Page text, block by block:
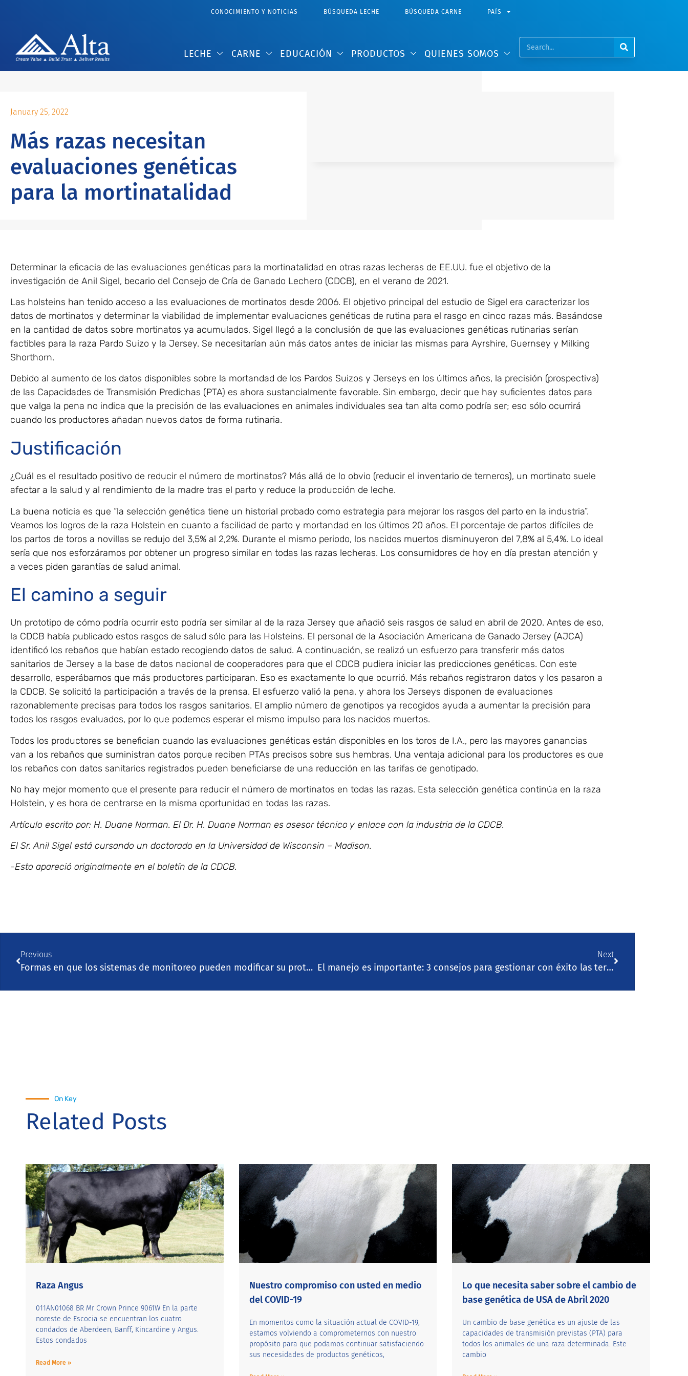
CONOCIMIENTO Y NOTICIAS​ BÚSQUEDA LECHE BÚSQUEDA CARNE PAÍS
LECHE CARNE EDUCACIÓN PRODUCTOS QUIENES SOMOS
January 25, 2022
Más razas necesitan
evaluaciones genéticas
para la mortinatalidad
Determinar la eficacia de las evaluaciones genéticas para la mortinatalidad en otras razas lecheras de EE.UU. fue el objetivo de la
investigación de Anil Sigel, becario del Consejo de Cría de Ganado Lechero (CDCB), en el verano de 2021.
Las holsteins han tenido acceso a las evaluaciones de mortinatos desde 2006. El objetivo principal del estudio de Sigel era caracterizar los
datos de mortinatos y determinar la viabilidad de implementar evaluaciones genéticas de rutina para el rasgo en cinco razas más. Basándose
en la cantidad de datos sobre mortinatos ya acumulados, Sigel llegó a la conclusión de que las evaluaciones genéticas rutinarias serían
factibles para la raza Pardo Suizo y la Jersey. Se necesitarían aún más datos antes de iniciar las mismas para Ayrshire, Guernsey y Milking
Shorthorn.
Debido al aumento de los datos disponibles sobre la mortandad de los Pardos Suizos y Jerseys en los últimos años, la precisión (prospectiva)
de las Capacidades de Transmisión Predichas (PTA) es ahora sustancialmente favorable. Sin embargo, decir que hay suficientes datos para
que valga la pena no indica que la precisión de las evaluaciones en animales individuales sea tan alta como podría ser; eso sólo ocurrirá
cuando los productores añadan nuevos datos de forma rutinaria.
Justificación
¿Cuál es el resultado positivo de reducir el número de mortinatos? Más allá de lo obvio (reducir el inventario de terneros), un mortinato suele
afectar a la salud y al rendimiento de la madre tras el parto y reduce la producción de leche.
La buena noticia es que “la selección genética tiene un historial probado como estrategia para mejorar los rasgos del parto en la industria”.
Veamos los logros de la raza Holstein en cuanto a facilidad de parto y mortandad en los últimos 20 años. El porcentaje de partos difíciles de
los partos de toros a novillas se redujo del 3,5% al 2,2%. Durante el mismo periodo, los nacidos muertos disminuyeron del 7,8% al 5,4%. Lo ideal
sería que nos esforzáramos por obtener un progreso similar en todas las razas lecheras. Los consumidores de hoy en día prestan atención y
a veces piden garantías de salud animal.
El camino a seguir
Un prototipo de cómo podría ocurrir esto podría ser similar al de la raza Jersey que añadió seis rasgos de salud en abril de 2020. Antes de eso,
la CDCB había publicado estos rasgos de salud sólo para las Holsteins. El personal de la Asociación Americana de Ganado Jersey (AJCA)
identificó los rebaños que habían estado recogiendo datos de salud. A continuación, se realizó un esfuerzo para transferir más datos
sanitarios de Jersey a la base de datos nacional de cooperadores para que el CDCB pudiera iniciar las predicciones genéticas. Con este
desarrollo, esperábamos que más productores participaran. Eso es exactamente lo que ocurrió. Más rebaños registraron datos y los pasaron a
la CDCB. Se solicitó la participación a través de la prensa. El esfuerzo valió la pena, y ahora los Jerseys disponen de evaluaciones
razonablemente precisas para todos los rasgos sanitarios. El amplio número de genotipos ya recogidos ayuda a aumentar la precisión para
todos los rasgos evaluados, por lo que podemos esperar el mismo impulso para los nacidos muertos.
Todos los productores se benefician cuando las evaluaciones genéticas están disponibles en los toros de I.A., pero las mayores ganancias
van a los rebaños que suministran datos porque reciben PTAs precisos sobre sus hembras. Una ventaja adicional para los productores es que
los rebaños con datos sanitarios registrados pueden beneficiarse de una reducción en las tarifas de genotipado.
No hay mejor momento que el presente para reducir el número de mortinatos en todas las razas. Esta selección genética continúa en la raza
Holstein, y es hora de centrarse en la misma oportunidad en todas las razas.
Artículo escrito por: H. Duane Norman. El Dr. H. Duane Norman es asesor técnico y enlace con la industria de la CDCB.
El Sr. Anil Sigel está cursando un doctorado en la Universidad de Wisconsin – Madison.
-Esto apareció originalmente en el boletín de la CDCB.
Previous
Formas en que los sistemas de monitoreo pueden modificar su protocolo reproductivo
Next
El manejo es importante: 3 consejos para gestionar con éxito las terneras después del destete
On Key
Related Posts
Raza Angus
011AN01068 BR Mr Crown Prince 9061W En la parte
noreste de Escocia se encuentran los cuatro
condados de Aberdeen, Banff, Kincardine y Angus.
Estos condados
Read More »
Nuestro compromiso con usted en medio
del COVID-19
En momentos como la situación actual de COVID-19,
estamos volviendo a comprometernos con nuestro
propósito para que podamos continuar satisfaciendo
sus necesidades de productos genéticos,
Lo que necesita saber sobre el cambio de
base genética de USA de Abril 2020
Un cambio de base genética es un ajuste de las
capacidades de transmisión previstas (PTA) para
todos los animales de una raza determinada. Este
cambio